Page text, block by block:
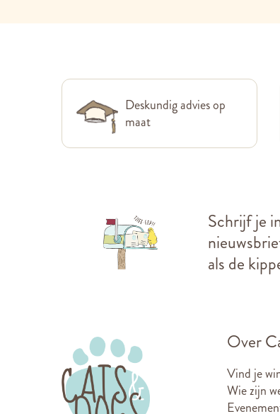
Deskundig advies op
maat
Schrijf je
als de
Over
Vind je
Wie zijn